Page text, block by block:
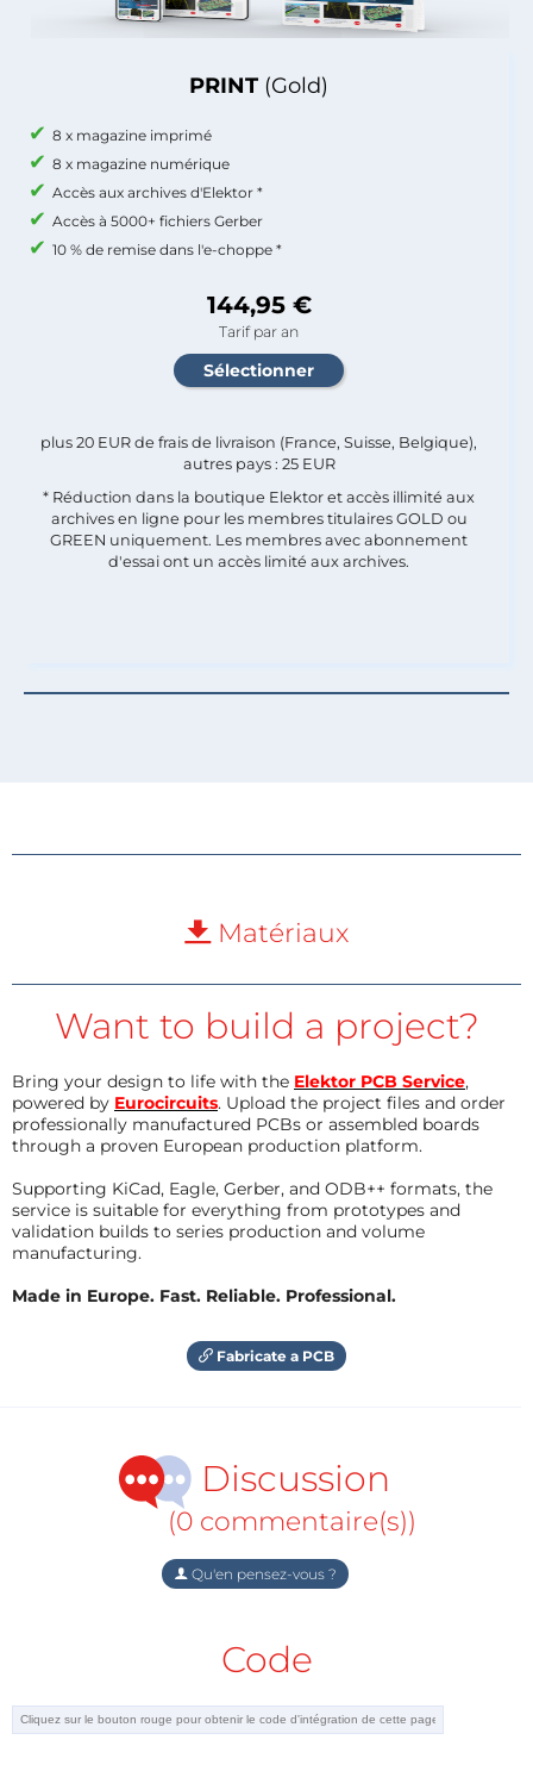
PRINT (Gold)
8 x magazine imprimé
8 x magazine numérique
Accès aux archives d'Elektor *
Accès à 5000+ fichiers Gerber
10 % de remise dans l'e-choppe *
144,95 €
Tarif par an
plus 20 EUR de frais de livraison (France, Suisse, Belgique),
autres pays : 25 EUR
* Réduction dans la boutique Elektor et accès illimité aux
archives en ligne pour les membres titulaires GOLD ou
GREEN uniquement. Les membres avec abonnement
d'essai ont un accès limité aux archives.
Matériaux
Want to build a project?
Bring your design to life with the Elektor PCB Service,
powered by Eurocircuits. Upload the project files and order
professionally manufactured PCBs or assembled boards
through a proven European production platform.
Supporting KiCad, Eagle, Gerber, and ODB++ formats, the
service is suitable for everything from prototypes and
validation builds to series production and volume
manufacturing.
Made in Europe. Fast. Reliable. Professional.
Fabricate a PCB
Discussion
(0 commentaire(s))
Qu'en pensez-vous ?
Code